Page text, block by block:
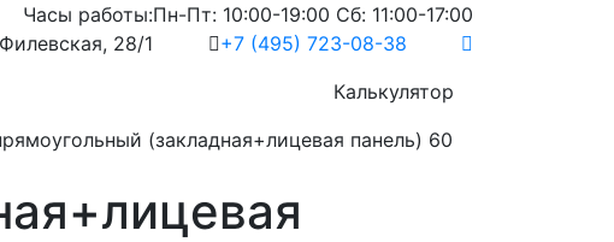
Часы работы:Пн-Пт: 10:00-19:00 Сб: 11:00-17:00
28/1
+7 (495) 723-08-38
Калькулятор
(закладная+лицевая панель) 60